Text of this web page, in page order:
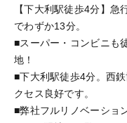
【下大利駅徒歩4分】急
でわずか13分。
■スーパー・コンビニも
地！
■下大利駅徒歩4分。西
クセス良好です。
■弊社フルリノベーショ